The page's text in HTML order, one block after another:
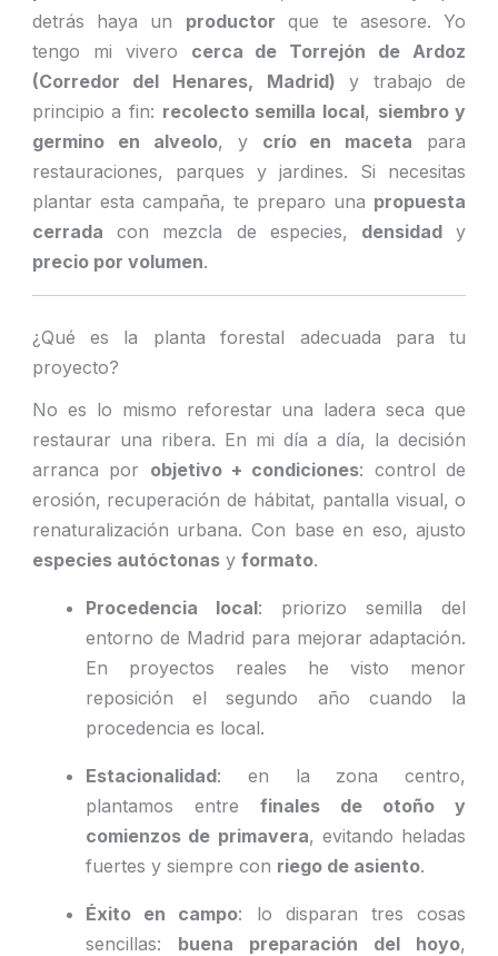
detrás haya un productor que te asesore. Yo
tengo mi vivero cerca de Torrejón de Ardoz
(Corredor del Henares, Madrid) y trabajo de
principio a fin: recolecto semilla local, siembro y
germino en alveolo, y crío en maceta para
restauraciones, parques y jardines. Si necesitas
plantar esta campaña, te preparo una propuesta
cerrada con mezcla de especies, densidad y
precio por volumen.
¿Qué es la planta forestal adecuada para tu
proyecto?
No es lo mismo reforestar una ladera seca que
restaurar una ribera. En mi día a día, la decisión
arranca por objetivo + condiciones: control de
erosión, recuperación de hábitat, pantalla visual, o
renaturalización urbana. Con base en eso, ajusto
especies autóctonasy formato.
Procedencia local: priorizo semilla del
entorno de Madrid para mejorar adaptación.
En proyectos reales he visto menor
reposición el segundo año cuando la
procedencia es local.
Estacionalidad: en la zona centro,
plantamos entre finales de otoño y
comienzos de primavera, evitando heladas
fuertes y siempre con riego de asiento.
Éxito en campo: lo disparan tres cosas
sencillas: buena preparación del hoyo,